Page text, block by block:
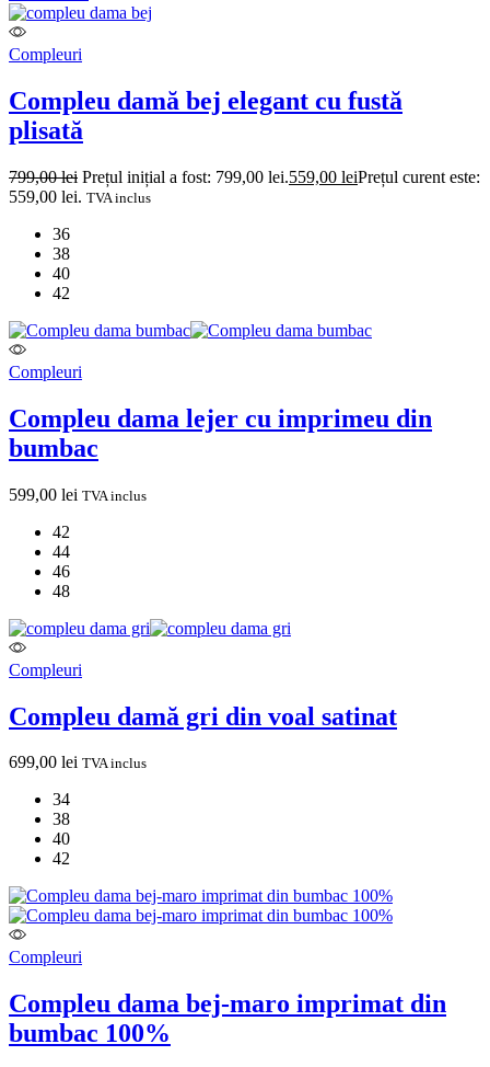
Compleuri
Compleu damă bej elegant cu fustă
plisată
799,00lei Prețul inițial a fost: 799,00 lei.559,00 leiPrețul curent este:
559,00 lei. TVA inclus
36
38
40
42
Compleuri
Compleu dama lejer cu imprimeu din
bumbac
599,00 lei TVA inclus
42
44
46
48
Compleuri
Compleu damă gri din voal satinat
699,00 lei TVA inclus
34
38
40
42
Compleuri
Compleu dama bej-maro imprimat din
bumbac 100%